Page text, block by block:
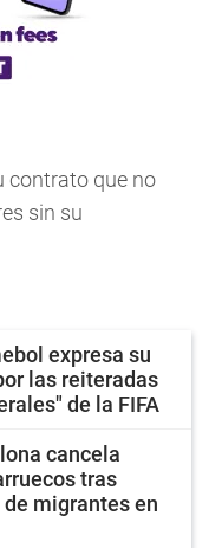
contrato que no
sin su
expresa su
las reiteradas
de la FIFA
cancela
tras
migrantes en